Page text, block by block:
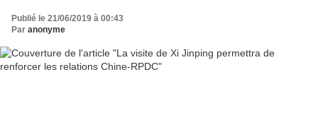
Publié le 21/06/2019 à 00:43
Par anonyme